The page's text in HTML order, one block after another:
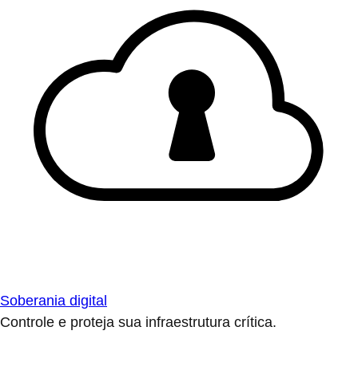
Soberania digital
Controle e proteja sua infraestrutura crítica.